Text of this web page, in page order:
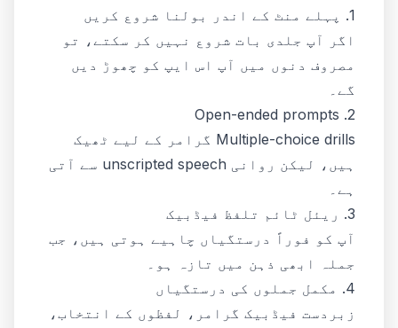
1. پہلے منٹ کے اندر بولنا شروع کریں
اگر آپ جلدی بات شروع نہیں کر سکتے، تو
مصروف دنوں میں آپ اس ایپ کو چھوڑ دیں
گے۔
2. Open-ended prompts
Multiple-choice drills گرامر کے لیے ٹھیک
ہیں، لیکن روانی unscripted speech سے آتی
ہے۔
3. ریئل ٹائم تلفظ فیڈبیک
آپ کو فوراً درستگیاں چاہیے ہوتی ہیں، جب
جملہ ابھی ذہن میں تازہ ہو۔
4. مکمل جملوں کی درستگیاں
زبردست فیڈبیک گرامر، لفظوں کے انتخاب،